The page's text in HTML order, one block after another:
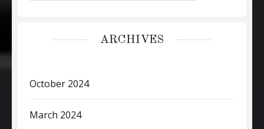
ARCHIVES
October 2024
March 2024